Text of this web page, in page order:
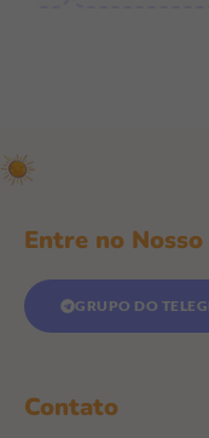
Entre no
GRUPO DO
Contato